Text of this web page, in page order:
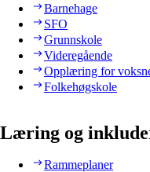
Barnehage
SFO
Grunnskole
Videregående
Opplæring for
Folkehøgskole
Læring og
Rammeplaner